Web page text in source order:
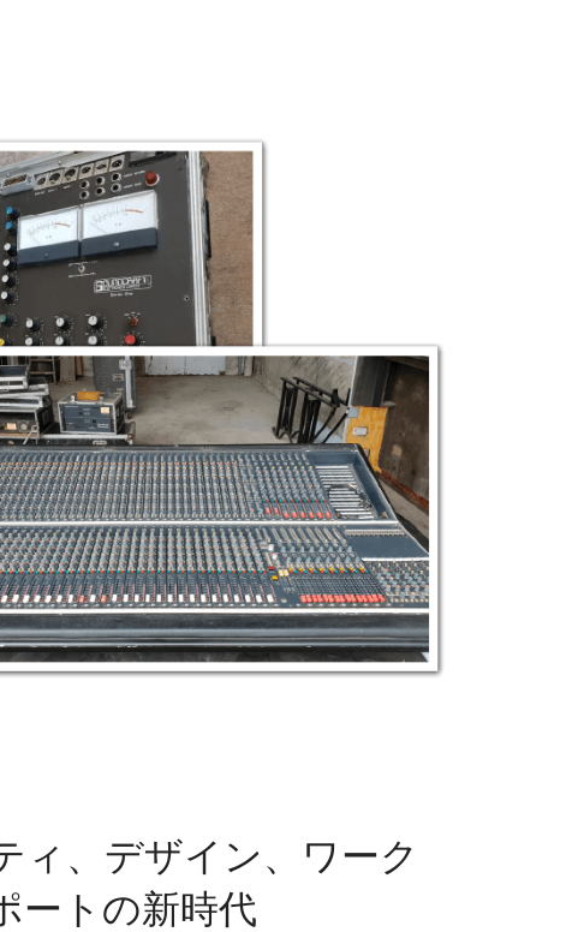
ィ、デザイン、ワーク
ートの新時代